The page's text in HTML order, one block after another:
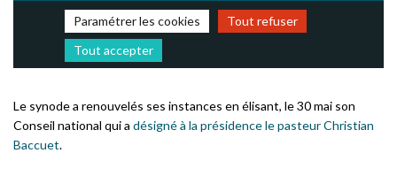
Paramétrer les cookies
Tout refuser
Tout accepter
Le synode a renouvelés ses instances en élisant, le 30 mai son
Conseil national qui a désigné à la présidence le pasteur Christian
Baccuet.